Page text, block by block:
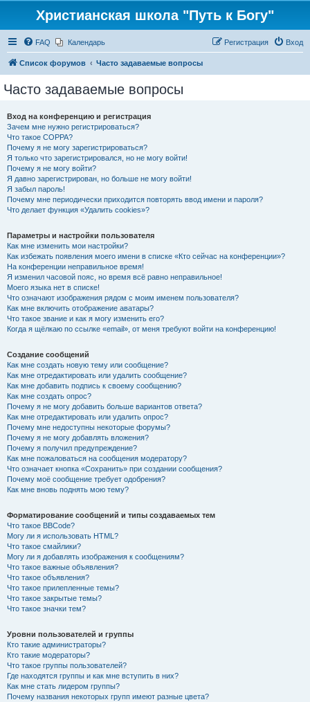
Христианская школа "Путь к Богу"
FAQ Календарь Вход
Регистрация
Список форумов Часто задаваемые вопросы
Часто задаваемые вопросы
Вход на конференцию и регистрация
Зачем мне нужно регистрироваться?
Что такое COPPA?
Почему я не могу зарегистрироваться?
Я только что зарегистрировался, но не могу войти!
Почему я не могу войти?
Я давно зарегистрирован, но больше не могу войти!
Я забыл пароль!
Почему мне периодически приходится повторять ввод имени и пароля?
Что делает функция «Удалить cookies»?
Параметры и настройки пользователя
Как мне изменить мои настройки?
Как избежать появления моего имени в списке «Кто сейчас на конференции»?
На конференции неправильное время!
Я изменил часовой пояс, но время всё равно неправильное!
Моего языка нет в списке!
Что означают изображения рядом с моим именем пользователя?
Как мне включить отображение аватары?
Что такое звание и как я могу изменить его?
Когда я щёлкаю по ссылке «email», от меня требуют войти на конференцию!
Создание сообщений
Как мне создать новую тему или сообщение?
Как мне отредактировать или удалить сообщение?
Как мне добавить подпись к своему сообщению?
Как мне создать опрос?
Почему я не могу добавить больше вариантов ответа?
Как мне отредактировать или удалить опрос?
Почему мне недоступны некоторые форумы?
Почему я не могу добавлять вложения?
Почему я получил предупреждение?
Как мне пожаловаться на сообщения модератору?
Что означает кнопка «Сохранить» при создании сообщения?
Почему моё сообщение требует одобрения?
Как мне вновь поднять мою тему?
Форматирование сообщений и типы создаваемых тем
Что такое BBCode?
Могу ли я использовать HTML?
Что такое смайлики?
Могу ли я добавлять изображения к сообщениям?
Что такое важные объявления?
Что такое объявления?
Что такое прилепленные темы?
Что такое закрытые темы?
Что такое значки тем?
Уровни пользователей и группы
Кто такие администраторы?
Кто такие модераторы?
Что такое группы пользователей?
Где находятся группы и как мне вступить в них?
Как мне стать лидером группы?
Почему названия некоторых групп имеют разные цвета?